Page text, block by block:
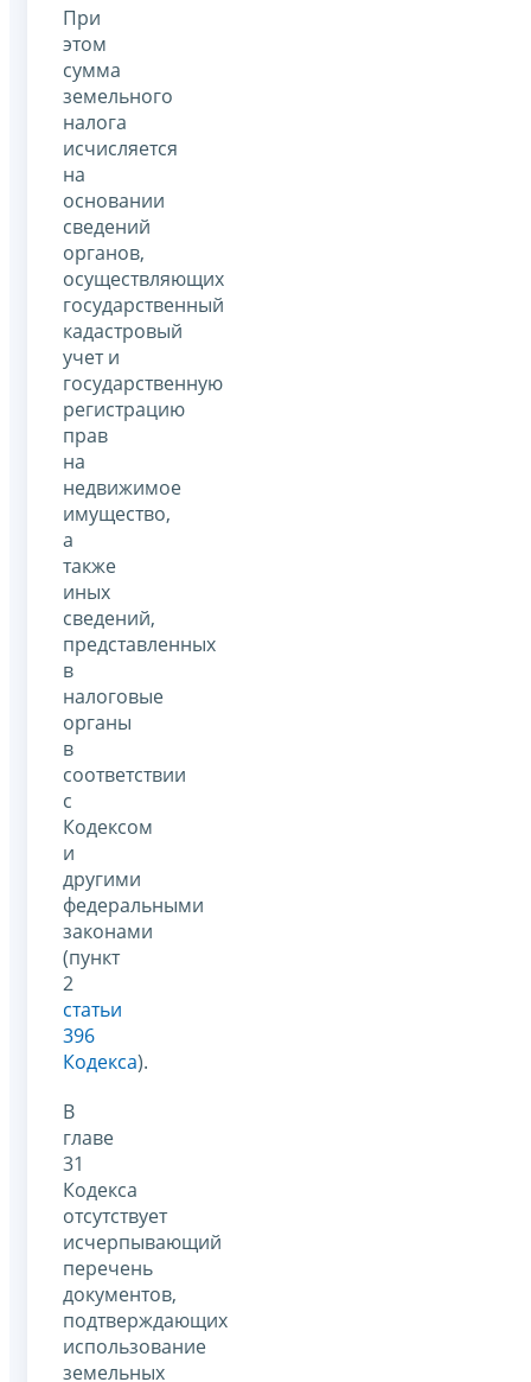
При
этом
сумма
земельного
налога
исчисляется
на
основании
сведений
органов,
осуществляющих
государственный
кадастровый
учет и
государственную
регистрацию
прав
на
недвижимое
имущество,
а
также
иных
сведений,
представленных
в
налоговые
органы
в
соответствии
с
Кодексом
и
другими
федеральными
законами
(пункт
2
статьи
396
Кодекса).
В
главе
31
Кодекса
отсутствует
исчерпывающий
перечень
документов,
подтверждающих
использование
земельных